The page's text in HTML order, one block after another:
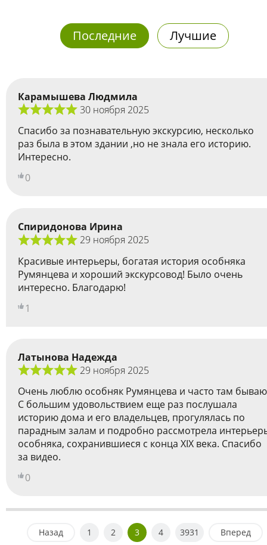
Последние Лучшие
Карамышева Людмила
30 ноября 2025
Спасибо за познавательную экскурсию, несколько
раз была в этом здании ,но не знала его историю.
Интересно.
0
Спиридонова Ирина
29 ноября 2025
Красивые интерьеры, богатая история особняка
Румянцева и хороший экскурсовод! Было очень
интересно. Благодарю!
1
Латынова Надежда
29 ноября 2025
Очень люблю особняк Румянцева и часто там
С большим удовольствием еще раз послушала
историю дома и его владельцев, прогулялась по
парадным залам и подробно рассмотрела
особняка, сохранившиеся с конца ХIX века. Спасибо
за видео.
0
Назад 1 2 3 4 3931 Вперед